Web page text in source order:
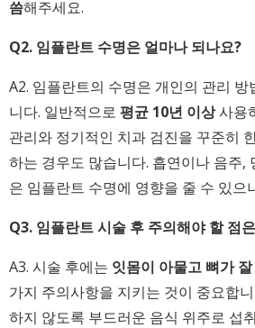
씀해주세요.
Q2. 임플란트 수명은 얼마나 되나요?
A2. 임플란트의 수명은 개인의 관리 방
니다. 일반적으로 평균 10년 이상사용
관리와 정기적인 치과 검진을 꾸준히
하는 경우도 많습니다. 흡연이나 음주,
은 임플란트 수명에 영향을 줄 수 있으
Q3. 임플란트 시술 후 주의해야 할 점
A3. 시술 후에는 잇몸이 아물고 뼈가
가지 주의사항을 지키는 것이 중요합
하지 않도록 부드러운 음식 위주로 섭